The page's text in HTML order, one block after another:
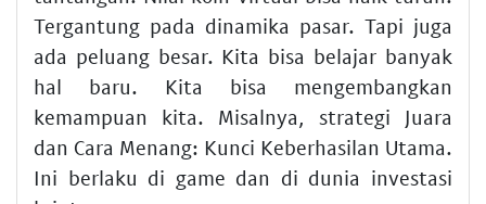
Tergantung pada dinamika pasar. Tapi juga
ada peluang besar. Kita bisa belajar banyak
hal baru. Kita bisa mengembangkan
kemampuan kita. Misalnya, strategi Juara
dan Cara Menang: Kunci Keberhasilan Utama.
Ini berlaku di game dan di dunia investasi